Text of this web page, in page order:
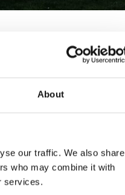
About
our traffic. We also share
who may combine it with
services.
h bouwen op